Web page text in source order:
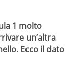
1 molto
un’altra
Ecco il dato